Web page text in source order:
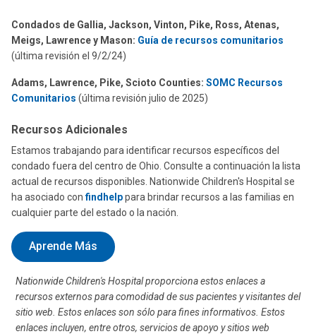
Condados de Gallia, Jackson, Vinton, Pike, Ross, Atenas,
Meigs, Lawrence y Mason: Guía de recursos comunitarios
(última revisión el 9/2/24)
Adams, Lawrence, Pike, Scioto Counties: SOMC Recursos
Comunitarios (última revisión julio de 2025)
Recursos Adicionales
Estamos trabajando para identificar recursos específicos del
condado fuera del centro de Ohio. Consulte a continuación la lista
actual de recursos disponibles. Nationwide Children's Hospital se
ha asociado confindhelppara brindar recursos a las familias en
cualquier parte del estado o la nación.
Aprende Más
Nationwide Children's Hospital proporciona estos enlaces a
recursos externos para comodidad de sus pacientes y visitantes del
sitio web. Estos enlaces son sólo para fines informativos. Estos
enlaces incluyen, entre otros, servicios de apoyo y sitios web